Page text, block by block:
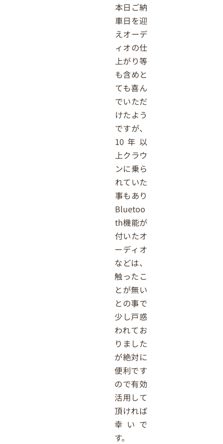
本日ご納
車日を迎
えオーデ
ィオの仕
上がり等
も含めと
ても喜ん
でいただ
けたよう
ですが、
10年以
上クラウ
ンに乗ら
れていた
事もあり
Bluetoo
th機能が
付いたオ
ーディオ
などは、
触ったこ
とが無い
との事で
少し戸惑
われてお
りました
が絶対に
便利です
ので有効
活用して
頂ければ
幸いで
す。